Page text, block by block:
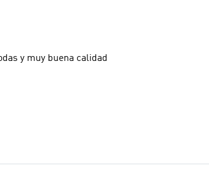
y muy buena calidad